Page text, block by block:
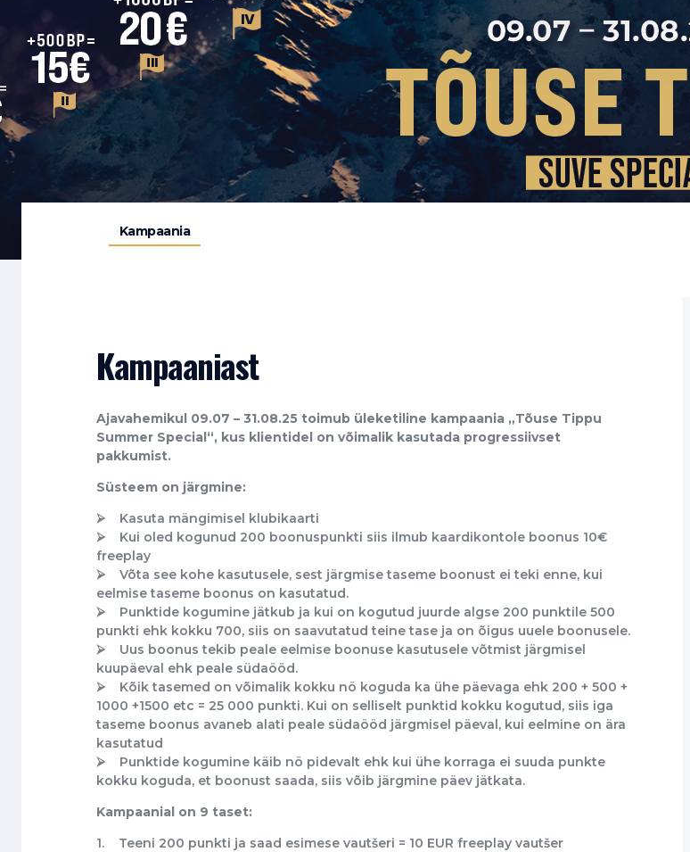
Kampaania
Kampaaniast
Ajavahemikul 09.07 – 31.08.25 toimub üleketiline kampaania „Tõuse Tippu
Summer Special“, kus klientidel on võimalik kasutada progressiivset
pakkumist.
Süsteem on järgmine:
⮚ Kasuta mängimisel klubikaarti
⮚ Kui oled kogunud 200 boonuspunkti siis ilmub kaardikontole boonus 10€
freeplay
⮚ Võta see kohe kasutusele, sest järgmise taseme boonust ei teki enne, kui
eelmise taseme boonus on kasutatud.
⮚ Punktide kogumine jätkub ja kui on kogutud juurde algse 200 punktile 500
punkti ehk kokku 700, siis on saavutatud teine tase ja on õigus uuele boonusele.
⮚ Uus boonus tekib peale eelmise boonuse kasutusele võtmist järgmisel
kuupäeval ehk peale südaööd.
⮚ Kõik tasemed on võimalik kokku nö koguda ka ühe päevaga ehk 200 + 500 +
1000 +1500 etc = 25 000 punkti. Kui on selliselt punktid kokku kogutud, siis iga
taseme boonus avaneb alati peale südaööd järgmisel päeval, kui eelmine on ära
kasutatud
⮚ Punktide kogumine käib nö pidevalt ehk kui ühe korraga ei suuda punkte
kokku koguda, et boonust saada, siis võib järgmine päev jätkata.
Kampaanial on 9 taset:
1. Teeni 200 punkti ja saad esimese vautšeri = 10 EUR freeplay vautšer